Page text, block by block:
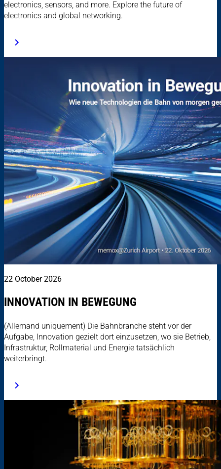
electronics, sensors, and more. Explore the future of
electronics and global networking.
22 October 2026
INNOVATION IN BEWEGUNG
(Allemand uniquement) Die Bahnbranche steht vor der
Aufgabe, Innovation gezielt dort einzusetzen, wo sie Betrieb,
Infrastruktur, Rollmaterial und Energie tatsächlich
weiterbringt.